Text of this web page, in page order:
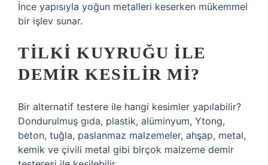
İnce yapısıyla yoğun metalleri keserken mükemmel
bir işlev sunar.
TILKI KUYRUĞU ILE
DEMIR KESILIR MI?
Bir alternatif testere ile hangi kesimler yapılabilir?
Dondurulmuş gıda, plastik, alüminyum, Ytong,
beton, tuğla, paslanmaz malzemeler, ahşap, metal,
kemik ve çivili metal gibi birçok malzeme demir